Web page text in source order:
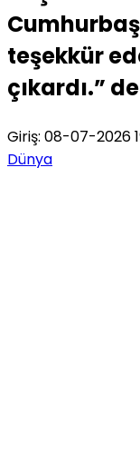
teşekkür
çıkardı.”
Giriş: 08-07-2026
Dünya